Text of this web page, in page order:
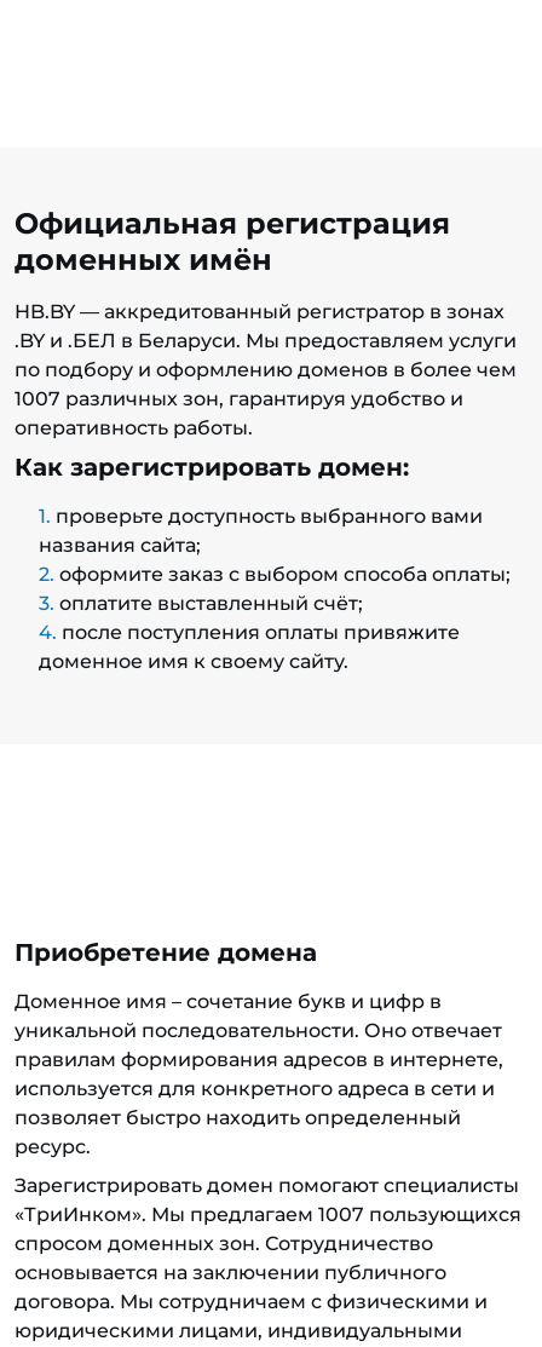
Официальная регистрация
доменных имён
HB.BY — аккредитованный регистратор в зонах
.BY и .БЕЛ в Беларуси. Мы предоставляем услуги
по подбору и оформлению доменов в более чем
1007 различных зон, гарантируя удобство и
оперативность работы.
Как зарегистрировать домен:
проверьте доступность выбранного вами
названия сайта;
оформите заказ с выбором способа оплаты;
оплатите выставленный счёт;
после поступления оплаты привяжите
доменное имя к своему сайту.
Приобретение домена
Доменное имя – сочетание букв и цифр в
уникальной последовательности. Оно отвечает
правилам формирования адресов в интернете,
используется для конкретного адреса в сети и
позволяет быстро находить определенный
ресурс.
Зарегистрировать домен помогают специалисты
«ТриИнком». Мы предлагаем 1007 пользующихся
спросом доменных зон. Сотрудничество
основывается на заключении публичного
договора. Мы сотрудничаем с физическими и
юридическими лицами, индивидуальными